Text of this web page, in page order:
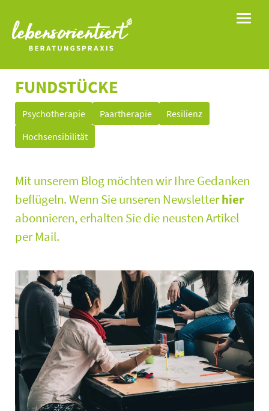
FUNDSTÜCKE
Psychotherapie Paartherapie
Resilienz
Hochsensibilität
Mit unserem Blog möchten wir Ihre Gedanken
beflügeln. Wenn Sie unseren Newsletterhier
abonnieren, erhalten Sie die neusten Artikel
per Mail.